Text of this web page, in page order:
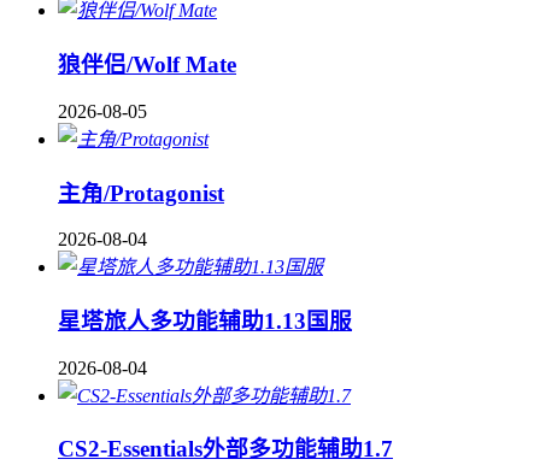
狼伴侣/Wolf Mate
2026-08-05
主角/Protagonist
2026-08-04
星塔旅人多功能辅助1.13国服
2026-08-04
CS2-Essentials外部多功能辅助1.7